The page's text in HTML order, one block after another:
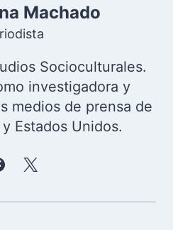
Machado
Socioculturales.
investigadora y
medios de prensa de
Estados Unidos.